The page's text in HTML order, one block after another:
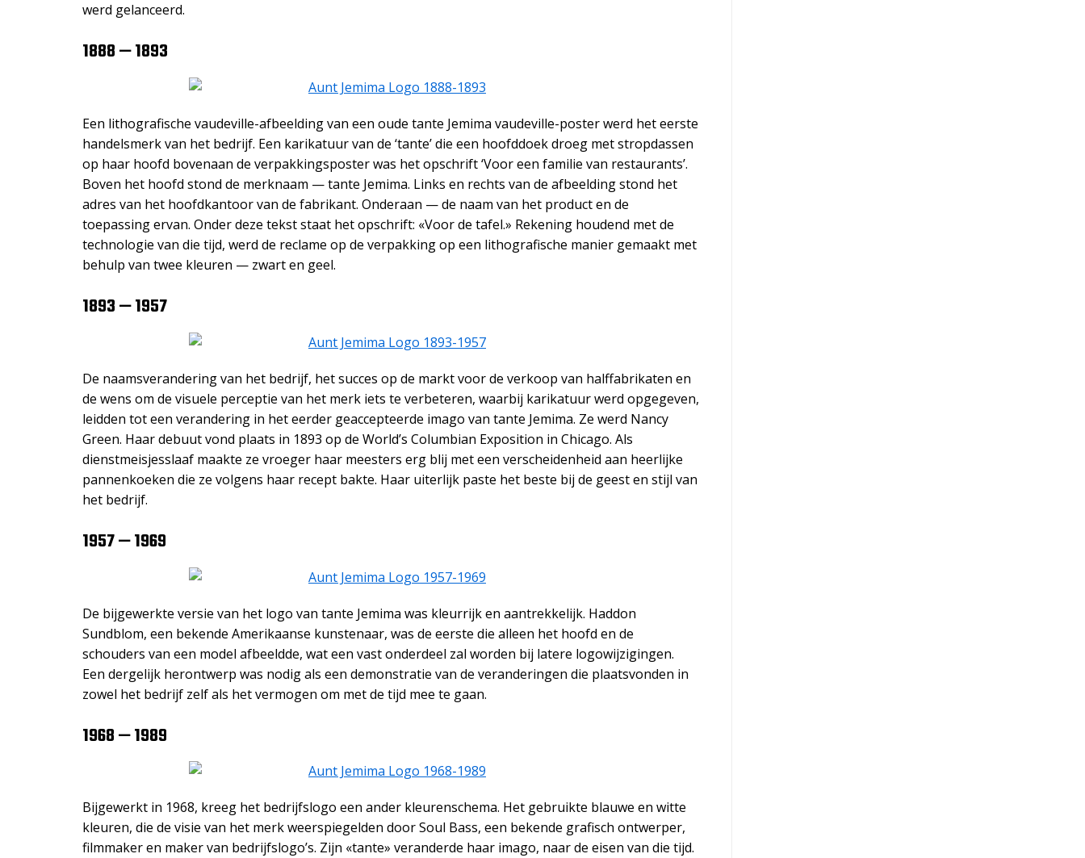
werd gelanceerd.
1888 — 1893
Een lithografische vaudeville-afbeelding van een oude tante Jemima vaudeville-poster werd het eerste
handelsmerk van het bedrijf. Een karikatuur van de ‘tante’ die een hoofddoek droeg met stropdassen
op haar hoofd bovenaan de verpakkingsposter was het opschrift ‘Voor een familie van restaurants’.
Boven het hoofd stond de merknaam — tante Jemima. Links en rechts van de afbeelding stond het
adres van het hoofdkantoor van de fabrikant. Onderaan — de naam van het product en de
toepassing ervan. Onder deze tekst staat het opschrift: «Voor de tafel.» Rekening houdend met de
technologie van die tijd, werd de reclame op de verpakking op een lithografische manier gemaakt met
behulp van twee kleuren — zwart en geel.
1893 — 1957
De naamsverandering van het bedrijf, het succes op de markt voor de verkoop van halffabrikaten en
de wens om de visuele perceptie van het merk iets te verbeteren, waarbij karikatuur werd opgegeven,
leidden tot een verandering in het eerder geaccepteerde imago van tante Jemima. Ze werd Nancy
Green. Haar debuut vond plaats in 1893 op de World’s Columbian Exposition in Chicago. Als
dienstmeisjesslaaf maakte ze vroeger haar meesters erg blij met een verscheidenheid aan heerlijke
pannenkoeken die ze volgens haar recept bakte. Haar uiterlijk paste het beste bij de geest en stijl van
het bedrijf.
1957 — 1969
De bijgewerkte versie van het logo van tante Jemima was kleurrijk en aantrekkelijk. Haddon
Sundblom, een bekende Amerikaanse kunstenaar, was de eerste die alleen het hoofd en de
schouders van een model afbeeldde, wat een vast onderdeel zal worden bij latere logowijzigingen.
Een dergelijk herontwerp was nodig als een demonstratie van de veranderingen die plaatsvonden in
zowel het bedrijf zelf als het vermogen om met de tijd mee te gaan.
1968 — 1989
Bijgewerkt in 1968, kreeg het bedrijfslogo een ander kleurenschema. Het gebruikte blauwe en witte
kleuren, die de visie van het merk weerspiegelden door Soul Bass, een bekende grafisch ontwerper,
filmmaker en maker van bedrijfslogo’s. Zijn «tante» veranderde haar imago, naar de eisen van die tijd.